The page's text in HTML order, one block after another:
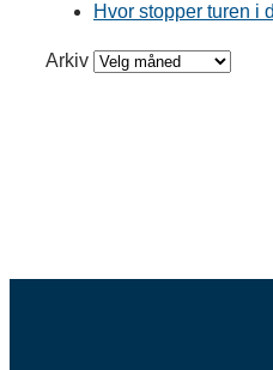
Hvor stopper turen i
Arkiv